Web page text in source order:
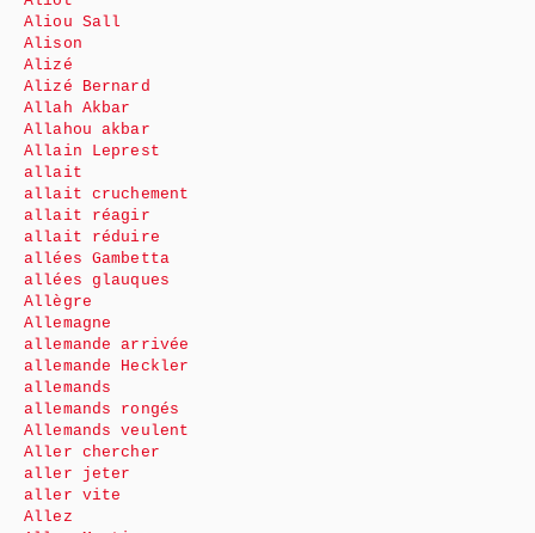
Aliou Sall
Alison
Alizé
Alizé Bernard
Allah Akbar
Allahou akbar
Allain Leprest
allait
allait cruchement
allait réagir
allait réduire
allées Gambetta
allées glauques
Allègre
Allemagne
allemande arrivée
allemande Heckler
allemands
allemands rongés
Allemands veulent
Aller chercher
aller jeter
aller vite
Allez